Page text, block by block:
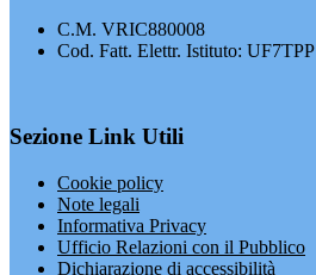
C.M. VRIC880008
Cod. Fatt. Elettr. Istituto: UF7TPP
Sezione Link Utili
Cookie policy
Note legali
Informativa Privacy
Ufficio Relazioni con il Pubblico
Dichiarazione di accessibilità